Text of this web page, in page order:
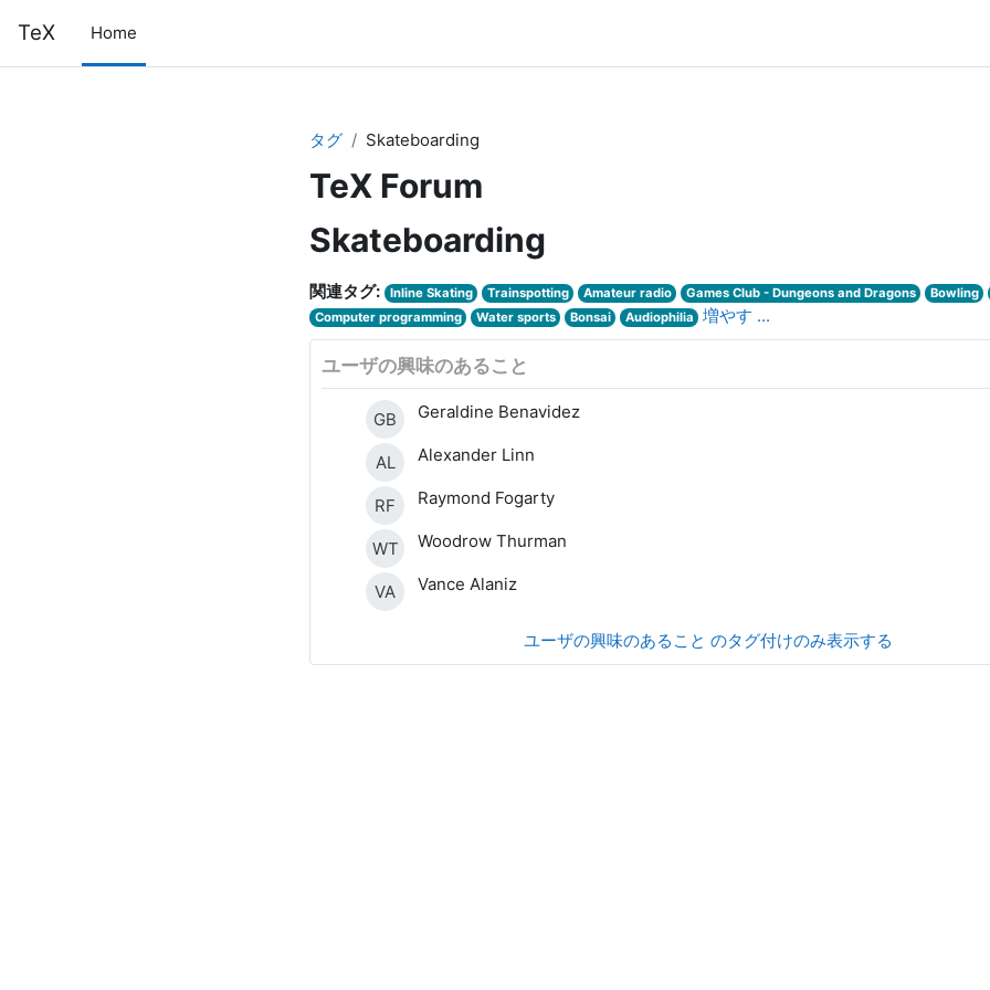
TeX Home
タグ Skateboarding
TeX Forum
Skateboarding
関連タグ: Inline Skating Trainspotting Amateur radio Games Club - Dungeons and Dragons
Bowling
Computer programming
Water sports Bonsai Audiophilia 増やす ...
ユーザの興味のあること
GB Geraldine Benavidez
AL Alexander Linn
RF Raymond Fogarty
WT Woodrow Thurman
VA Vance Alaniz
ユーザの興味のあること のタグ付けのみ表示する